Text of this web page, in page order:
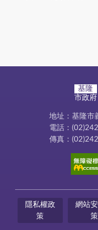
基隆
市政府
地址：基隆市
電話：
傳真：
隱私權政
策
網站
策